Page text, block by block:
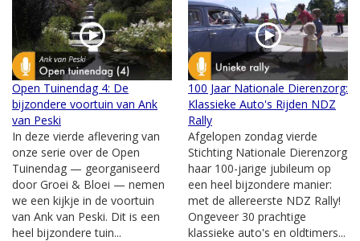
Open Tuinendag 4: De
bijzondere voortuin van Ank
van Peski
In deze vierde aflevering van
onze serie over de Open
Tuinendag — georganiseerd
door Groei & Bloei — nemen
we een kijkje in de voortuin
van Ank van Peski. Dit is een
heel bijzondere tuin...
100 Jaar Nationale Dierenzorg:
Klassieke Auto's Rijden NDZ
Rally
Afgelopen zondag vierde
Stichting Nationale Dierenzorg
haar 100-jarige jubileum op
een heel bijzondere manier:
met de allereerste NDZ Rally!
Ongeveer 30 prachtige
klassieke auto's en oldtimers...